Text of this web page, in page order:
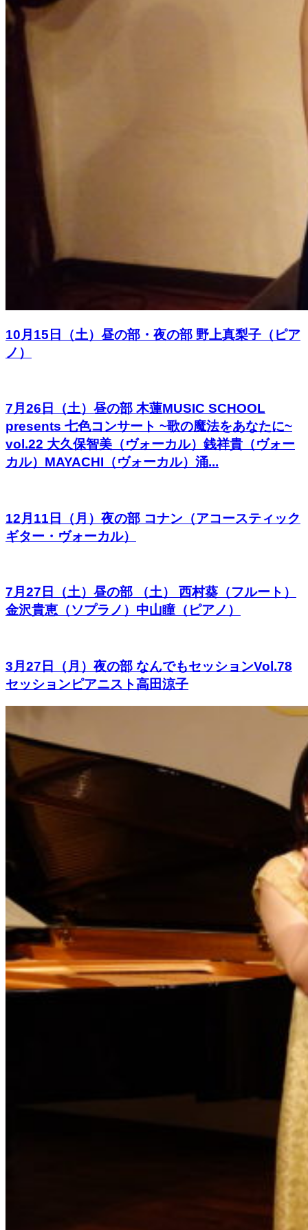
10月15日（土）昼の部・夜の部 野上真梨子（ピア
ノ）
7月26日（土）昼の部 木蓮MUSIC SCHOOL
presents 七色コンサート ~歌の魔法をあなたに~
vol.22 大久保智美（ヴォーカル）銭祥貴（ヴォー
カル）MAYACHI（ヴォーカル）涌...
12月11日（月）夜の部 コナン（アコースティック
ギター・ヴォーカル）
7月27日（土）昼の部 （土） 西村葵（フルート）
金沢貴恵（ソプラノ）中山瞳（ピアノ）
3月27日（月）夜の部 なんでもセッションVol.78
セッションピアニスト高田涼子